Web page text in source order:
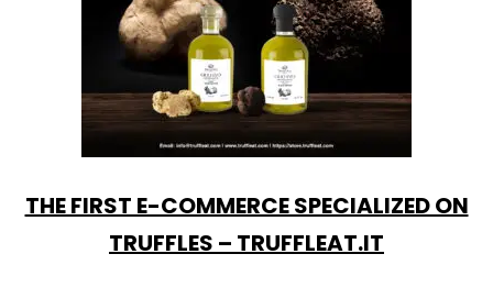
THE FIRST E-COMMERCE SPECIALIZED ON
TRUFFLES – TRUFFLEAT.IT